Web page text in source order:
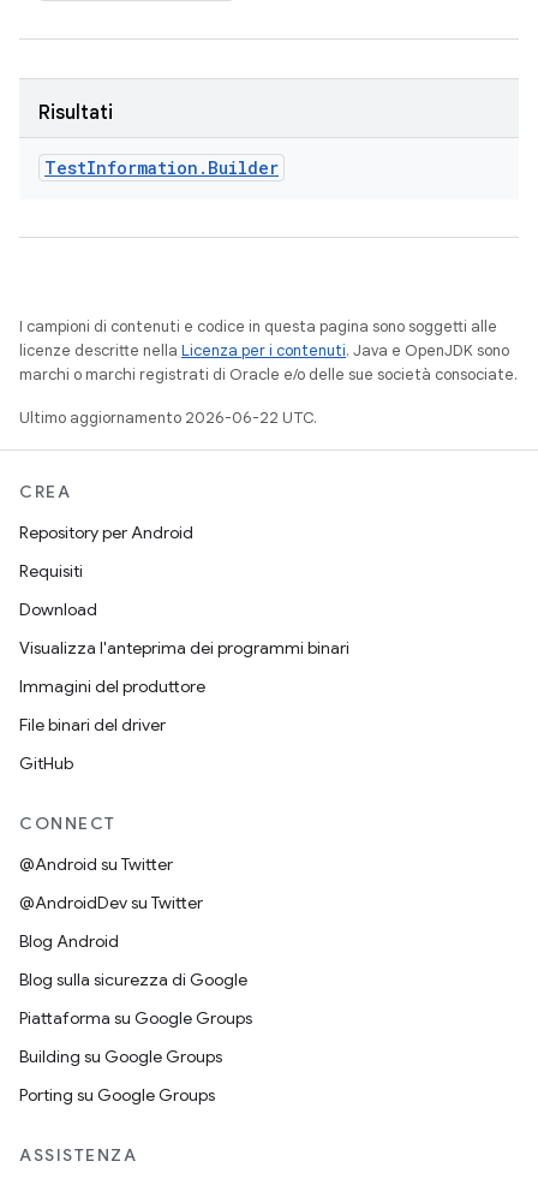
Risultati
TestInformation . Builder
I campioni di contenuti e codice in questa pagina sono soggetti alle
licenze descritte nella Licenza per i contenuti. Java e OpenJDK sono
marchi o marchi registrati di Oracle e/o delle sue società consociate.
Ultimo aggiornamento 2026-06-22 UTC.
CREA
Repository per Android
Requisiti
Download
Visualizza l'anteprima dei programmi binari
Immagini del produttore
File binari del driver
GitHub
CONNECT
@Android su Twitter
@AndroidDev su Twitter
Blog Android
Blog sulla sicurezza di Google
Piattaforma su Google Groups
Building su Google Groups
Porting su Google Groups
ASSISTENZA